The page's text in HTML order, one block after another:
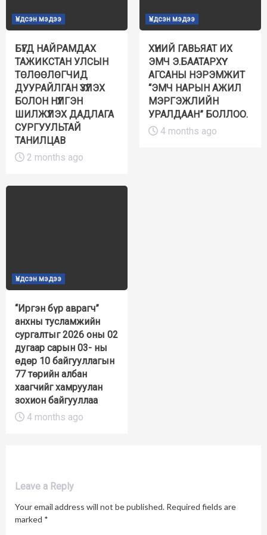
Үндсэн мэдээ
БҮГД НАЙРАМДАХ
ТАЖИКСТАН УЛСЫН
ТӨЛӨӨЛӨГЧИД
ДУУРАЙЛГАН ҮЗҮҮЛЭХ
БОЛОН НҮҮЛГЭН
ШИЛЖҮҮЛЭХ ДАДЛАГА
СУРГУУЛЬТАЙ
ТАНИЛЦАВ
2 months ago
Үндсэн мэдээ
ХҮНИЙ ГАВЬЯАТ ИХ
ЭМЧ Э.БААТАРХҮҮ
АГСАНЫ НЭРЭМЖИТ
“ЭМЧ НАРЫН АЖИЛ
МЭРГЭЖЛИЙН
УРАЛДААН” БОЛЛОО.
4 months ago
Үндсэн мэдээ
“Иргэн бүр аврагч”
анхны тусламжийн
сургалтыг 2026 оны 02
дугаар сарын 03- ны
өдөр 10 байгууллагын
77 төрийн албан
хаагчийг хамруулан
зохион байгууллаа
4 months ago
Leave a Reply
Your email address will not be published. Required fields are
marked *